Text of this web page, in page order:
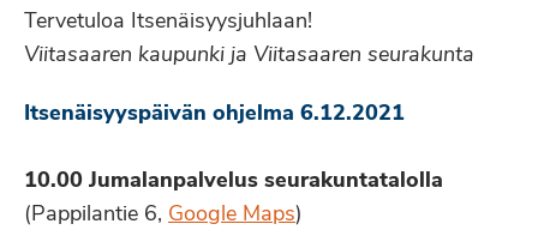
Tervetuloa Itsenäisyysjuhlaan!
Viitasaaren kaupunki ja Viitasaaren seurakunta
Itsenäisyyspäivän ohjelma 6.12.2021
10.00 Jumalanpalvelus seurakuntatalolla
(Pappilantie 6, Google Maps)